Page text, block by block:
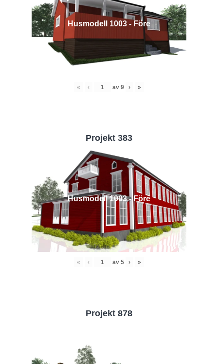
Husmodell 1003 - Före
« ‹ av 9 › »
Projekt 383
Husmodell 1003 - Före
« ‹ av 5 › »
Projekt 878